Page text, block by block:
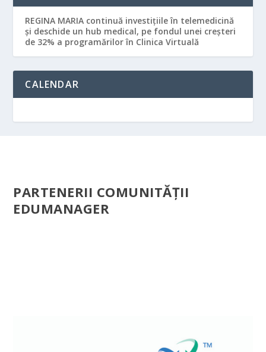
REGINA MARIA continuă investițiile în telemedicină
și deschide un hub medical, pe fondul unei creșteri
de 32% a programărilor în Clinica Virtuală
CALENDAR
PARTENERII COMUNITĂŢII
EDUMANAGER